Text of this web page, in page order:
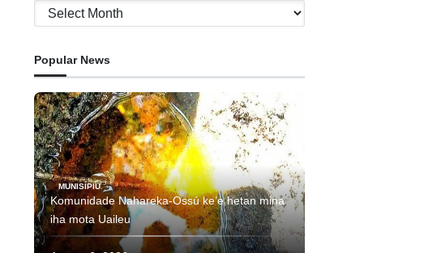
Archives
Popular News
MUNISÍPIU
Komunidade Nahareka-Ossú ke’e hetan mina
iha mota Uaileu